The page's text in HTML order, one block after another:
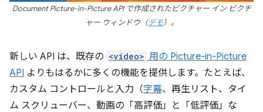
Document Picture-in-Picture API で作成されたピクチャー イン ピクチ
ャー ウィンドウ（デモ）。
新しい API は、既存の <video> 用の Picture-in-Picture
API よりもはるかに多くの機能を提供します。たとえば、
カスタム コントロールと入力（字幕、再生リスト、タイ
ム スクリューバー、動画の「高評価」と「低評価」な